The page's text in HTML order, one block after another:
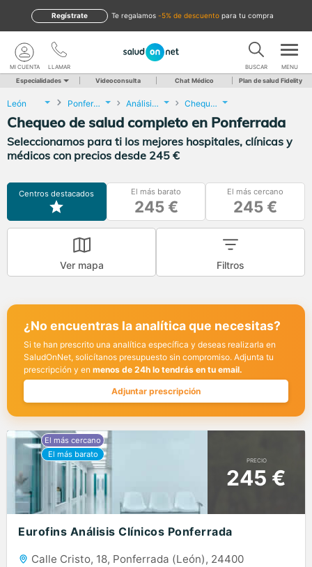
te regalamos -5% de descuento para tu compra
Regístrate
LLAMAR
MI CUENTA BUSCAR MENU
Especialidades Videoconsulta Chat Médico Plan de salud Fidelity
León Ponferrada Análisis Clínicos Chequeo de salud completo
Chequeo de salud completo en Ponferrada
Seleccionamos para ti los mejores hospitales, clínicas y
médicos con precios desde 245 €
Centros destacados El más barato
245 €
El más cercano
245 €
Ver mapa Filtros
¿No encuentras la analítica que necesitas?
Si te han prescrito una analítica específica y deseas realizarla en
SaludOnNet, solicítanos presupuesto sin compromiso. Adjunta tu
prescripción y en menos de 24h lo tendrás en tu email.
Adjuntar prescripción
PRECIO
245 €
Eurofins Análisis Clínicos Ponferrada
Calle Cristo, 18, Ponferrada (León), 24400